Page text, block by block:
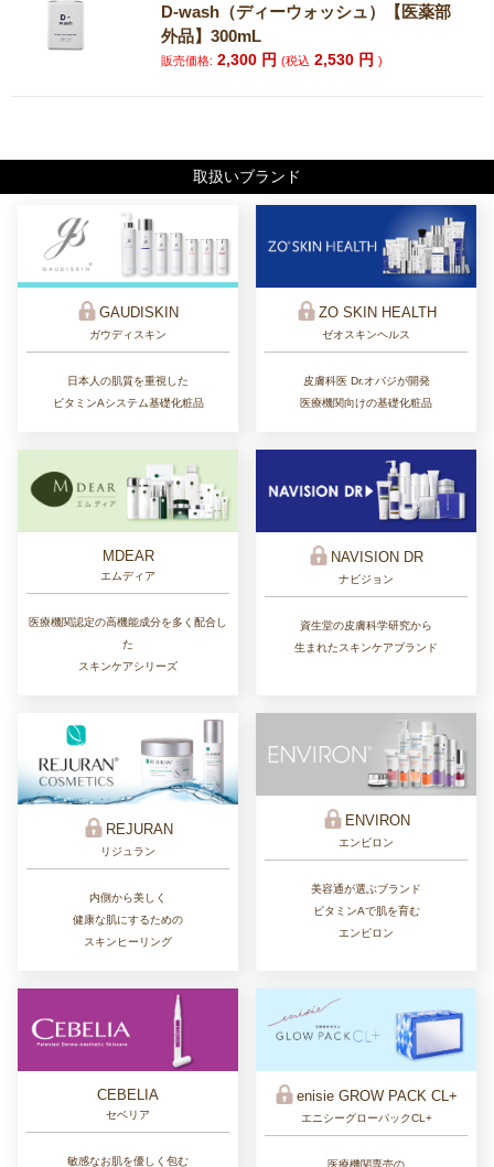
D-wash（ディーウォッシュ）【医薬部
外品】300mL
販売価格: 2,300 円(税込 2,530 円)
取扱いブランド
GAUDISKIN
ガウディスキン
日本人の肌質を重視した
ビタミンAシステム基礎化粧品
ZO SKIN HEALTH
ゼオスキンヘルス
皮膚科医 Dr.オバジが開発
医療機関向けの基礎化粧品
MDEAR
エムディア
医療機関認定の高機能成分を多く配合し
た
スキンケアシリーズ
NAVISION DR
ナビジョン
資生堂の皮膚科学研究から
生まれたスキンケアブランド
REJURAN
リジュラン
内側から美しく
健康な肌にするための
スキンヒーリング
ENVIRON
エンビロン
美容通が選ぶブランド
ビタミンAで肌を育む
エンビロン
CEBELIA
セベリア
敏感なお肌を優しく包む
enisie GROW PACK CL+
エニシーグローパックCL+
医療機関専売の